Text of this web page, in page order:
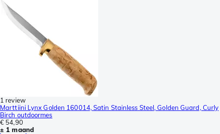
1 review
Marttiini Lynx Golden 160014, Satin Stainless Steel, Golden Guard, Curly
Birch outdoormes
€ 54,90
± 1 maand